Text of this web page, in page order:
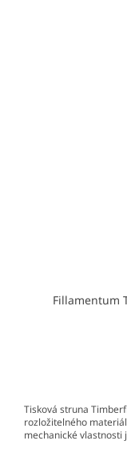
Fillamentum
Tisková struna
rozložitelného
mechanické vlastnosti